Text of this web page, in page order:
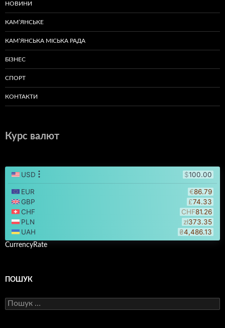
НОВИНИ
КАМ’ЯНСЬКЕ
КАМ’ЯНСЬКА МІСЬКА РАДА
БІЗНЕС
СПОРТ
КОНТАКТИ
Курс валют
CurrencyRate
ПОШУК
Пошук: